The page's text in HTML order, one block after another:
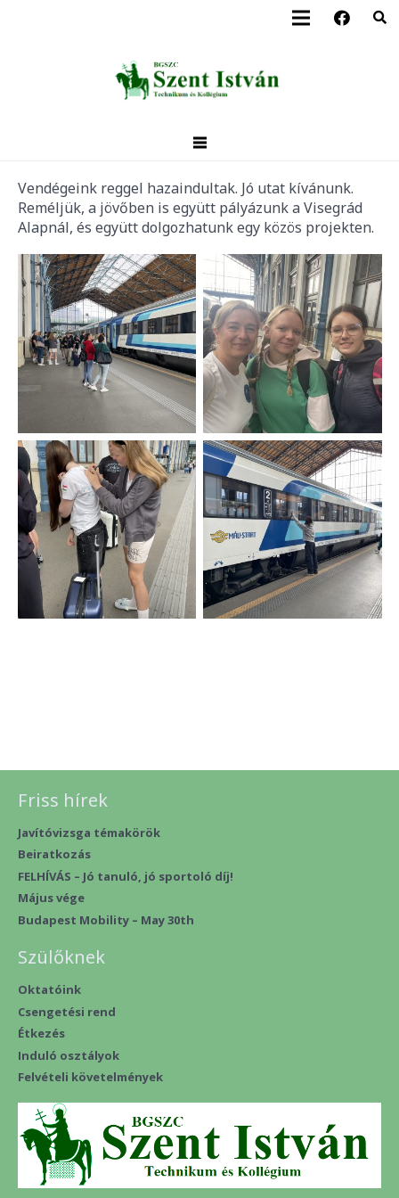
Vendégeink reggel hazaindultak. Jó utat kívánunk.
Reméljük, a jövőben is együtt pályázunk a Visegrád
Alapnál, és együtt dolgozhatunk egy közös projekten.
Friss hírek
Javítóvizsga témakörök
Beiratkozás
FELHÍVÁS – Jó tanuló, jó sportoló díj!
Május vége
Budapest Mobility – May 30th
Szülőknek
Oktatóink
Csengetési rend
Étkezés
Induló osztályok
Felvételi követelmények